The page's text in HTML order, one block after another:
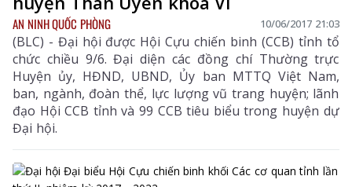
AN NINH QUỐC PHÒNG 10/06/2017 21:03
(BLC) - Đại hội được Hội Cựu chiến binh (CCB) tỉnh tổ
chức chiều 9/6. Đại diện các đồng chí Thường trực
Huyện ủy, HĐND, UBND, Ủy ban MTTQ Việt Nam,
ban, ngành, đoàn thể, lực lượng vũ trang huyện; lãnh
đạo Hội CCB tỉnh và 99 CCB tiêu biểu trong huyện dự
Đại hội.